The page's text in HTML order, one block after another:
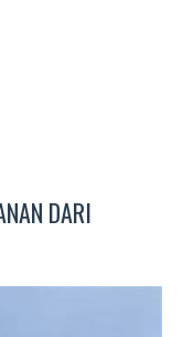
DARI